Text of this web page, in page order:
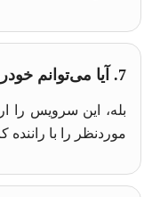
7. آیا می‌توانم خودرویی با راننده اجاره کنم؟
بله، این سرویس را
موردنظر را با راننده